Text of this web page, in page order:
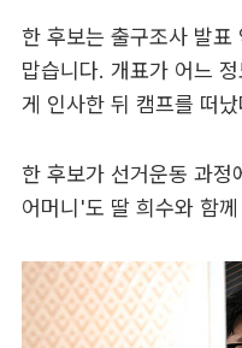
한 후보는 출구조사 발
맙습니다. 개표가 어느
게 인사한 뒤 캠프를 떠났
한 후보가 선거운동 과정
어머니'도 딸 희수와 함